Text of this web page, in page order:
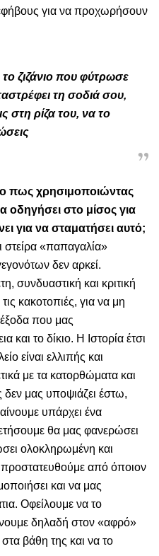
για να προχωρήσουν
ζιζάνιο που φύτρωσε
τη σοδιά σου,
στη ρίζα του, να το
πως χρησιμοποιώντας
οδηγήσει στο μίσος για
για να σταματήσει αυτό;
στείρα «παπαγαλία»
δεν αρκεί.
συνδυαστική και κριτική
κακοτοπιές, για να μη
που μας
το δίκιο. Η Ιστορία έτσι
είναι ελλιπής και
με τα κατορθώματα και
δεν μας υποψιάζει έστω,
υπάρχει ένα
θα μας φανερώσει
ολοκληρωμένη και
προστατευθούμε από όποιον
και να μας
Οφείλουμε να το
δηλαδή στον «αφρό»
βάθη της και να το